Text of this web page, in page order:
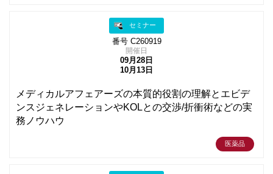
セミナー
番号 C260919
開催日
09月28日
10月13日
メディカルアフェアーズの本質的役割の理解とエビデ
ンスジェネレーションやKOLとの交渉/折衝術などの実
務ノウハウ
医薬品